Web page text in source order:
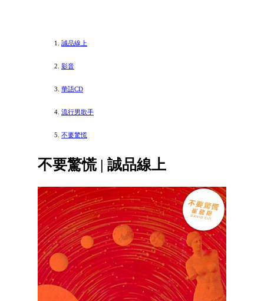
誠品線上
影音
華語CD
流行男歌手
不要驚慌
不要驚慌 | 誠品線上